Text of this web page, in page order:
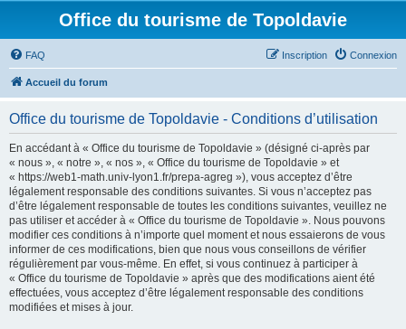
Office du tourisme de Topoldavie
FAQ Connexion
Inscription
Accueil du forum
Office du tourisme de Topoldavie - Conditions d’utilisation
En accédant à « Office du tourisme de Topoldavie » (désigné ci-après par
« nous », « notre », « nos », « Office du tourisme de Topoldavie » et
« https://web1-math.univ-lyon1.fr/prepa-agreg »), vous acceptez d’être
légalement responsable des conditions suivantes. Si vous n’acceptez pas
d’être légalement responsable de toutes les conditions suivantes, veuillez ne
pas utiliser et accéder à « Office du tourisme de Topoldavie ». Nous pouvons
modifier ces conditions à n’importe quel moment et nous essaierons de vous
informer de ces modifications, bien que nous vous conseillons de vérifier
régulièrement par vous-même. En effet, si vous continuez à participer à
« Office du tourisme de Topoldavie » après que des modifications aient été
effectuées, vous acceptez d’être légalement responsable des conditions
modifiées et mises à jour.